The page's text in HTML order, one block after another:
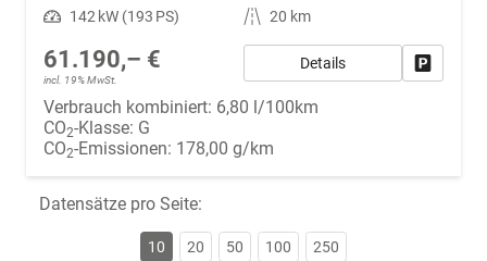
Leistung 142 kW (193 PS) Kilometerstand 20 km
61.190,– €
incl. 19% MwSt.
Details
Verbrauch kombiniert: 6,80 l/100km
CO2-Klasse: G
CO2-Emissionen: 178,00 g/km
Datensätze pro Seite:
10 20 50 100 250